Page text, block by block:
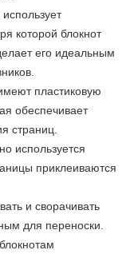
которой блокнот
его идеальным
пластиковую
обеспечивает
страниц.
используется
приклеиваются
и сворачивать
для переноски.